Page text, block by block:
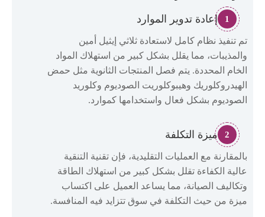
1 إعادة تدوير الموارد
تم تنفيذ نظام كامل لاستعادة ثلاثي إيثيل أمين
والمذيبات، مما يقلل بشكل كبير من استهلاك المواد
الخام المحددة. يتم فصل المنتجات الثانوية مثل حمض
الهيدروكلوريك وهيبوكلوريت الصوديوم وكلوريد
الصوديوم بشكل فعال واستخدامها كموارد.
2 ميزة التكلفة
بالمقارنة مع العمليات التقليدية، فإن تقنية التنقية
عالية الكفاءة تقلل بشكل كبير من استهلاك الطاقة
وتكاليف الصيانة، مما يساعد العميل على اكتساب
ميزة من حيث التكلفة في سوق تتزايد فيه المنافسة.